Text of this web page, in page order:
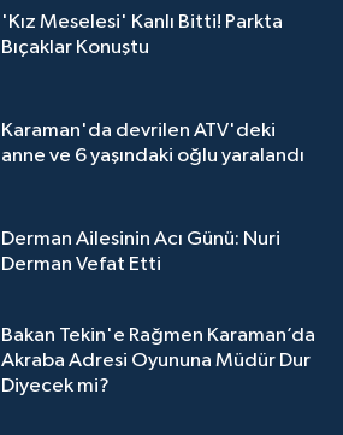
'Kız Meselesi' Kanlı Bitti! Parkta
Bıçaklar Konuştu
Karaman'da devrilen ATV'deki
anne ve 6 yaşındaki oğlu yaralandı
Derman Ailesinin Acı Günü: Nuri
Derman Vefat Etti
Bakan Tekin'e Rağmen Karaman’da
Akraba Adresi Oyununa Müdür Dur
Diyecek mi?